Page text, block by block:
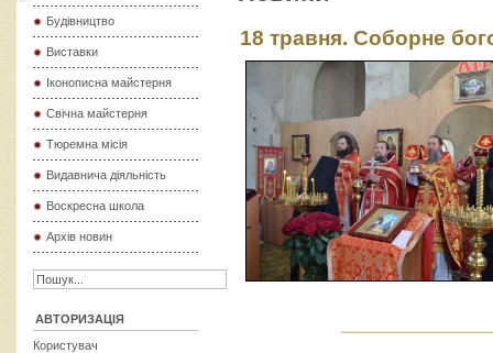
Будівництво
Виставки
Іконописна майстерня
Свічна майстерня
Тюремна місія
Видавнича діяльність
Воскресна школа
Архів новин
АВТОРИЗАЦІЯ
Користувач
18 травня. Соборне